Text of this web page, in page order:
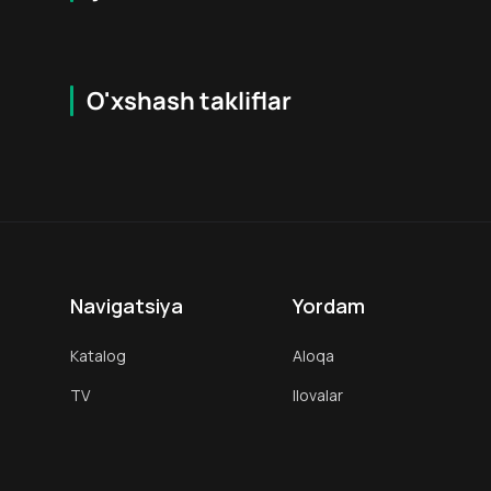
O'xshash takliflar
Navigatsiya
Katalog
TV
Yordam
Aloqa
Ilovalar